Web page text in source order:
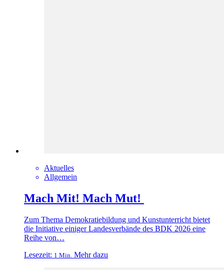
Aktuelles
Allgemein
Mach Mit! Mach Mut!
Zum Thema Demokratiebildung und Kunstunterricht bietet
die Initiative einiger Landesverbände des BDK 2026 eine
Reihe von…
Lesezeit: 1 Min. Mehr dazu